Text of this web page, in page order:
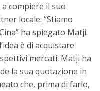
compiere il suo
locale. “Stiamo
ha spiegato Matji.
è di acquistare
mercati. Matji ha
la sua quotazione in
che, prima di farlo,